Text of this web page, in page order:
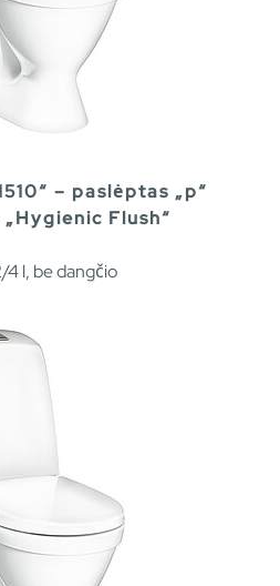
– paslėptas „p“
Flush“
4 l, be dangčio